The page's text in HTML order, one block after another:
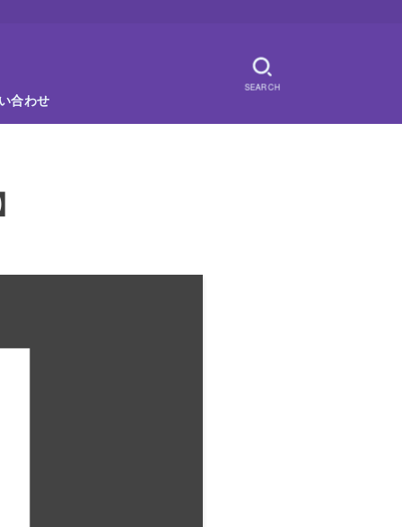
合わせ
SEARCH